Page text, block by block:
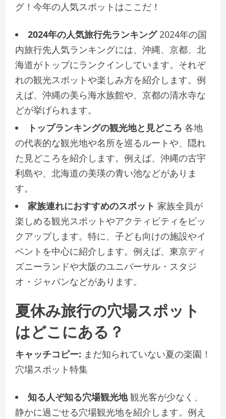
グ！今年の人気スポットはここだ！
2024年の人気旅行先ランキング2024年の国
内旅行先人気ランキングには、沖縄、京都、北
海道がトップにランクインしています。それぞ
れの観光スポットや楽しみ方を紹介します。例
えば、沖縄の美ら海水族館や、京都の清水寺な
どが挙げられます。
トップランキングの観光地と見どころ 各地
の代表的な観光地や名所を巡るルートや、隠れ
た見どころを紹介します。例えば、沖縄の古宇
利島や、北海道の美瑛の青い池などがありま
す。
家族連れにおすすめのスポット 家族全員が
楽しめる観光スポットやアクティビティをピッ
クアップします。特に、子ども向けの施設やイ
ベントを中心に紹介します。例えば、東京ディ
ズニーランドや大阪のユニバーサル・スタジ
オ・ジャパンなどがあります。
夏休み旅行の穴場スポット
はどこにある？
キャッチコピー: まだ知られていない夏の楽園！
穴場スポット特集
知る人ぞ知る穴場観光地観光客が少なく、
静かに過ごせる穴場観光地を紹介します。例え